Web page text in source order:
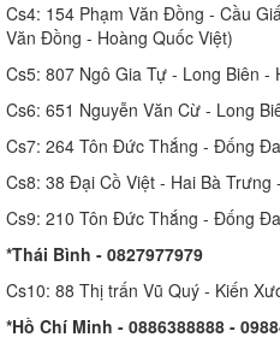
Cs4: 154 Phạm Văn Đồng - Cầu
Văn Đồng - Hoàng Quốc Việt)
Cs5: 807 Ngô Gia Tự - Long Biên -
Cs6: 651 Nguyễn Văn Cừ - Long
Cs7: 264 Tôn Đức Thắng - Đống
Cs8: 38 Đại Cồ Việt - Hai Bà Trưng
Cs9: 210 Tôn Đức Thắng - Đống
*Thái Bình - 0827977979
Cs10: 88 Thị trấn Vũ Quý - Kiến
*Hồ Chí Minh - 0886388888 -